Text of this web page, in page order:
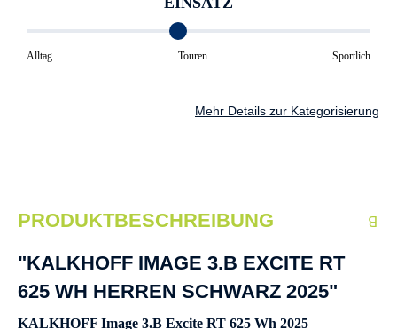
Alltag Touren Sportlich
Mehr Details zur Kategorisierung
PRODUKTBESCHREIBUNG
"KALKHOFF IMAGE 3.B EXCITE RT
625 WH HERREN SCHWARZ 2025"
KALKHOFF Image 3.B Excite RT 625 Wh 2025